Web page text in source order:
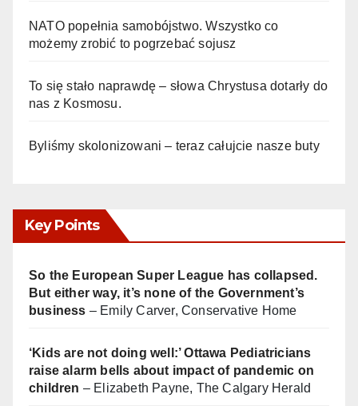
NATO popełnia samobójstwo. Wszystko co
możemy zrobić to pogrzebać sojusz
To się stało naprawdę – słowa Chrystusa dotarły do
nas z Kosmosu.
Byliśmy skolonizowani – teraz całujcie nasze buty
Key Points
So the European Super League has collapsed.
But either way, it’s none of the Government’s
business – Emily Carver, Conservative Home
‘Kids are not doing well:’ Ottawa Pediatricians
raise alarm bells about impact of pandemic on
children – Elizabeth Payne, The Calgary Herald